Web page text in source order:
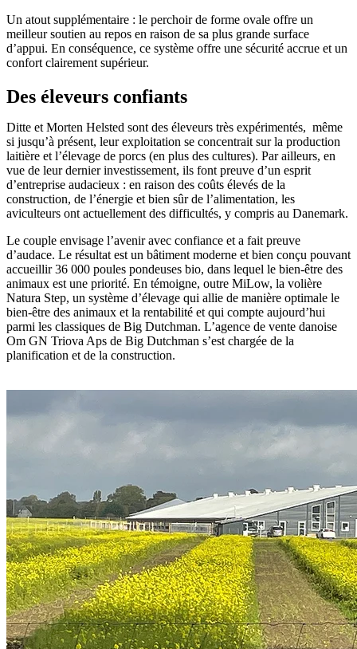
Un atout supplémentaire : le perchoir de forme ovale offre un
meilleur soutien au repos en raison de sa plus grande surface
d’appui. En conséquence, ce système offre une sécurité accrue et un
confort clairement supérieur.
Des éleveurs confiants
Ditte et Morten Helsted sont des éleveurs très expérimentés, même
si jusqu’à présent, leur exploitation se concentrait sur la production
laitière et l’élevage de porcs (en plus des cultures). Par ailleurs, en
vue de leur dernier investissement, ils font preuve d’un esprit
d’entreprise audacieux : en raison des coûts élevés de la
construction, de l’énergie et bien sûr de l’alimentation, les
aviculteurs ont actuellement des difficultés, y compris au Danemark.
Le couple envisage l’avenir avec confiance et a fait preuve
d’audace. Le résultat est un bâtiment moderne et bien conçu pouvant
accueillir 36 000 poules pondeuses bio, dans lequel le bien-être des
animaux est une priorité. En témoigne, outre MiLow, la volière
Natura Step, un système d’élevage qui allie de manière optimale le
bien-être des animaux et la rentabilité et qui compte aujourd’hui
parmi les classiques de Big Dutchman. L’agence de vente danoise
Om GN Triova Aps de Big Dutchman s’est chargée de la
planification et de la construction.